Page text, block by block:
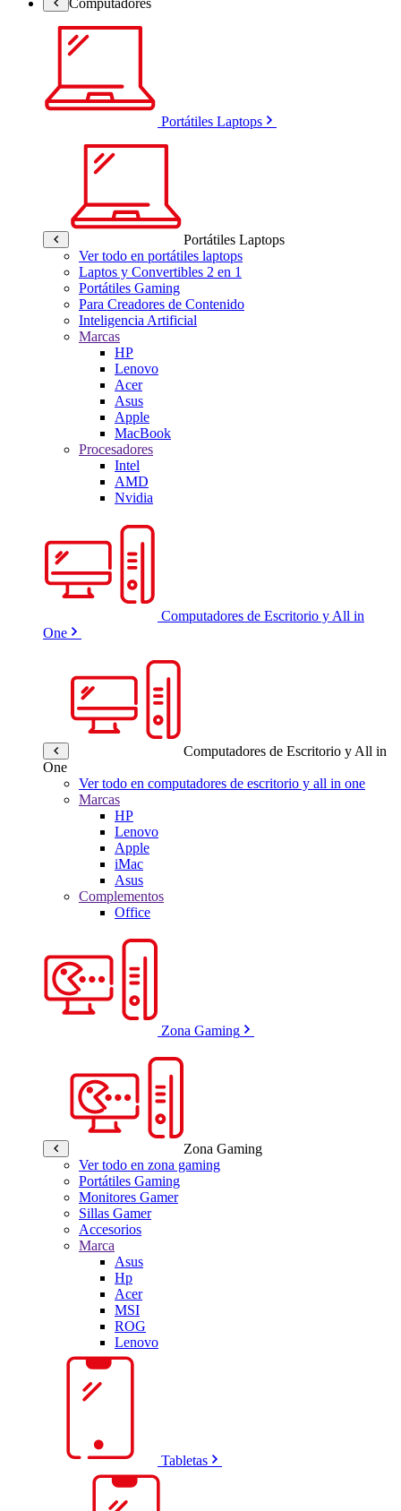
Portátiles Laptops
Portátiles Laptops
Ver todo en portátiles laptops
Laptos y Convertibles 2 en 1
Portátiles Gaming
Para Creadores de Contenido
Inteligencia Artificial
Marcas
HP
Lenovo
Acer
Asus
Apple
MacBook
Procesadores
Intel
AMD
Nvidia
Computadores de Escritorio y All in
One
Computadores de Escritorio y All in
One
Ver todo en computadores de escritorio y all in one
Marcas
HP
Lenovo
Apple
iMac
Asus
Complementos
Office
Zona Gaming
Zona Gaming
Ver todo en zona gaming
Portátiles Gaming
Monitores Gamer
Sillas Gamer
Accesorios
Marca
Asus
Hp
Acer
MSI
ROG
Lenovo
Tabletas